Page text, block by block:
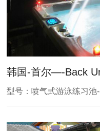
韩国-首尔—-Back
型号：喷气式游泳练习池